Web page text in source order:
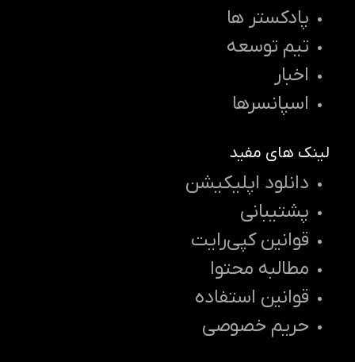
پادکستر ها
تیم توسعه
اخبار
اسپانسرها
لینک های مفید
دانلود اپلیکیشن
پشتیبانی
قوانین کپی‌رایت
مطالبه محتوا
قوانین استفاده
حریم خصوصی